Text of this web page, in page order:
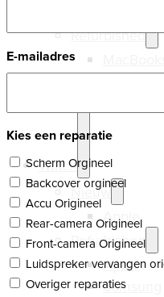
Refurbished
Watch
Nieuw
Apple
Refurbished
Apple
Samsung
E-mailadres
Kies een reparatie
Scherm Orgineel
Backcover orgineel
Accu Origineel
Rear-camera Origineel
Front-camera Origineel
Luidspreker vervangen
Overiger reparaties